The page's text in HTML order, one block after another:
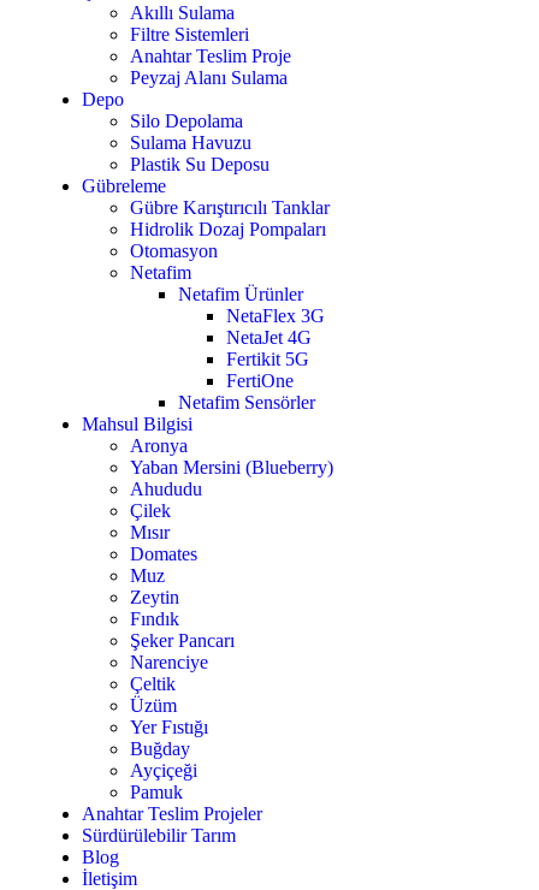
Akıllı Sulama
Filtre Sistemleri
Anahtar Teslim Proje
Peyzaj Alanı Sulama
Depo
Silo Depolama
Sulama Havuzu
Plastik Su Deposu
Gübreleme
Gübre Karıştırıcılı Tanklar
Hidrolik Dozaj Pompaları
Otomasyon
Netafim
Netafim Ürünler
NetaFlex 3G
NetaJet 4G
Fertikit 5G
FertiOne
Netafim Sensörler
Mahsul Bilgisi
Aronya
Yaban Mersini (Blueberry)
Ahududu
Çilek
Mısır
Domates
Muz
Zeytin
Fındık
Şeker Pancarı
Narenciye
Çeltik
Üzüm
Yer Fıstığı
Buğday
Ayçiçeği
Pamuk
Anahtar Teslim Projeler
Sürdürülebilir Tarım
Blog
İletişim